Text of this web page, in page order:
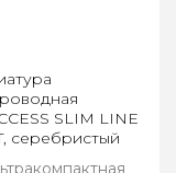
SLIM LINE
серебристый